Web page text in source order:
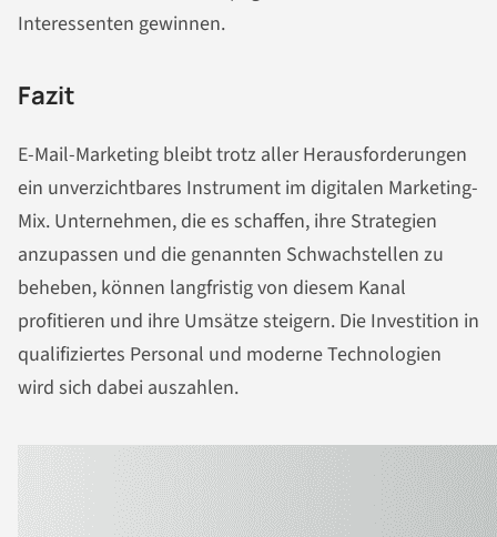
Interessenten gewinnen.
Fazit
E-Mail-Marketing bleibt trotz aller Herausforderungen
ein unverzichtbares Instrument im digitalen Marketing-
Mix. Unternehmen, die es schaffen, ihre Strategien
anzupassen und die genannten Schwachstellen zu
beheben, können langfristig von diesem Kanal
profitieren und ihre Umsätze steigern. Die Investition in
qualifiziertes Personal und moderne Technologien
wird sich dabei auszahlen.